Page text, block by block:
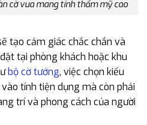
cờ vua mang tính thẩm mỹ cao
tạo cảm giác chắc chắn và
tại phòng khách hoặc khu
bộ cờ tướng, việc chọn kiểu
tính tiện dụng mà còn phải
trí và phong cách của người